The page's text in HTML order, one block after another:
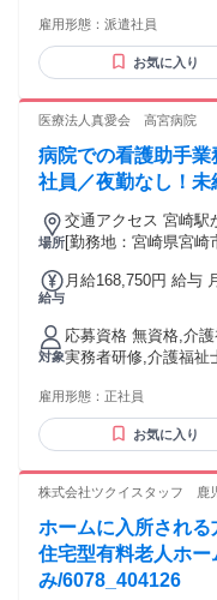
日・支払日（支払い
雇用形態： 派遣社員
お気に入り
医療法人真愛会 高宮病院
病院での看護助手
社員／夜勤なし！
場所
交通アクセス 宮崎駅
[勤務地：宮崎県宮崎
給与
月給168,750円 給与 月給
の他手当: ・住宅手当 ・扶養手当 給
上、面接後に決定 賞与（前年度実績）: 年２回・計3.00ヶ月分
昇給（前年度実績）:
績） 締日・支払日（支払い方法）: 月末締め・月末支払い 銀
対象
応募資格 無資格,介
実務者研修,介護福祉
雇用形態： 正社員
お気に入り
株式会社ツクイスタッフ 鹿
ホームに入所され
住宅型有料老人ホ
み/6078_404126